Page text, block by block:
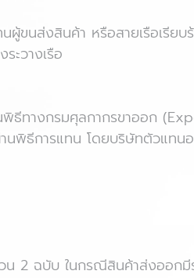
ขนส่งสินค้า หรือสายเรือเรีย
ะวางเรือ
ทางกรมศุลกากรขาออก
ธีการแทน โดยบริษัทตัวแทน
น 2 ฉบับ ในกรณีสินค้าส่งออก